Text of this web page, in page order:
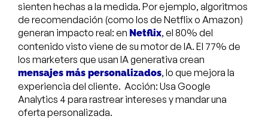
sienten hechas a la medida. Por ejemplo, algoritmos
de recomendación (como los de Netflix o Amazon)
generan impacto real: en Netflix, el 80% del
contenido visto viene de su motor de IA. El 77% de
los marketers que usan IA generativa crean
mensajes más personalizados, lo que mejora la
experiencia del cliente. Acción: Usa Google
Analytics 4 para rastrear intereses y mandar una
oferta personalizada.